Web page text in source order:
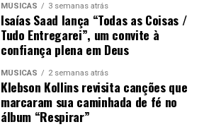
MÚSICAS 3 semanas atrás
Isaías Saad lança “Todas as Coisas /
Tudo Entregarei”, um convite à
confiança plena em Deus
MÚSICAS 2 semanas atrás
Klebson Kollins revisita canções que
marcaram sua caminhada de fé no
álbum “Respirar”